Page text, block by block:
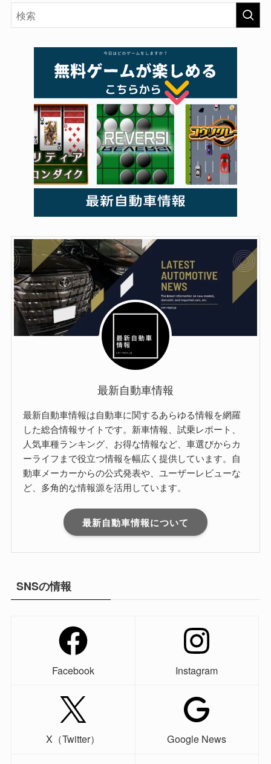
最新自動車情報
最新自動車情報は自動車に関するあらゆる情報を網羅
した総合情報サイトです。新車情報、試乗レポート、
人気車種ランキング、お得な情報など、車選びからカ
ーライフまで役立つ情報を幅広く提供しています。自
動車メーカーからの公式発表や、ユーザーレビューな
ど、多角的な情報源を活用しています。
最新自動車情報について
SNSの情報
Facebook Instagram
X（Twitter） Google News